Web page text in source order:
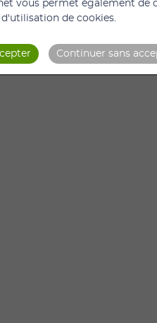
vous permet également de
de cookies.
Continuer sans